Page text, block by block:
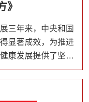
》
三年来，中央和国
显著成效，为推进
康发展提供了坚强
商会党组织和广大